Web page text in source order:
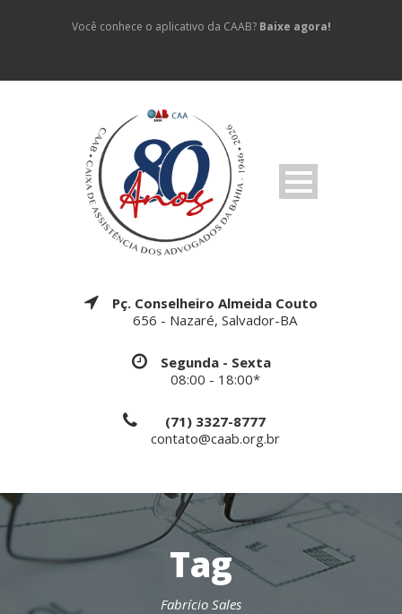
Você conhece o aplicativo da CAAB? Baixe agora!
Pç. Conselheiro Almeida Couto
656 - Nazaré, Salvador-BA
Segunda - Sexta
08:00 - 18:00*
(71) 3327-8777
contato@caab.org.br
Tag
Fabrício Sales